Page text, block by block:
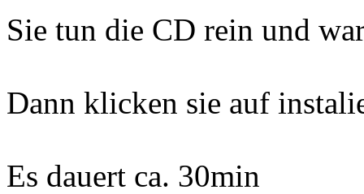
Sie tun die CD rein und
Dann klicken sie auf
Es dauert ca. 30min